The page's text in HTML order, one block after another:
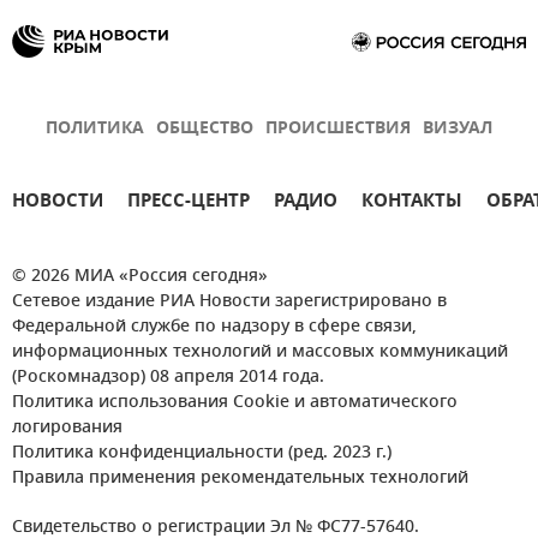
ПОЛИТИКА ОБЩЕСТВО ПРОИСШЕСТВИЯ ВИЗУАЛ
НОВОСТИ ПРЕСС-ЦЕНТР РАДИО КОНТАКТЫ
© 2026 МИА «Россия сегодня»
Сетевое издание РИА Новости зарегистрировано в
Федеральной службе по надзору в сфере связи,
информационных технологий и массовых коммуникаций
(Роскомнадзор) 08 апреля 2014 года.
Политика использования Cookie и автоматического
логирования
Политика конфиденциальности (ред. 2023 г.)
Правила применения рекомендательных технологий
Свидетельство о регистрации Эл № ФС77-57640.